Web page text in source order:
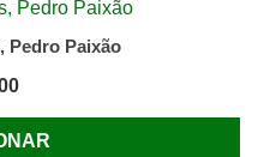
Pedro Paixão